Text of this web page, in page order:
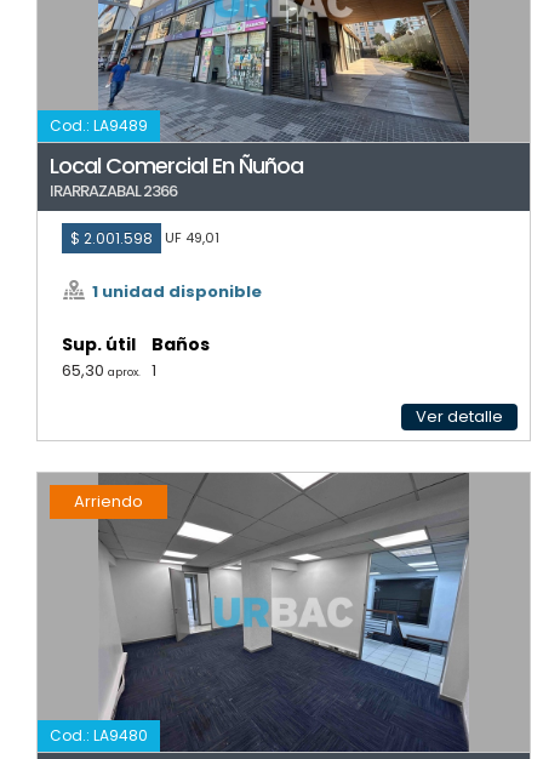
Cod.: LA9489
Local Comercial En Ñuñoa
IRARRAZABAL 2366
$ 2.001.598 UF 49,01
1 unidad disponible
Sup. útil
65,30 aprox.
Baños
1
Ver detalle
Arriendo
Cod.: LA9480